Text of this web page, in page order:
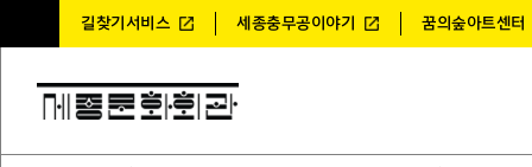
길찾기서비스 세종충무공이야기 꿈의숲아트센터